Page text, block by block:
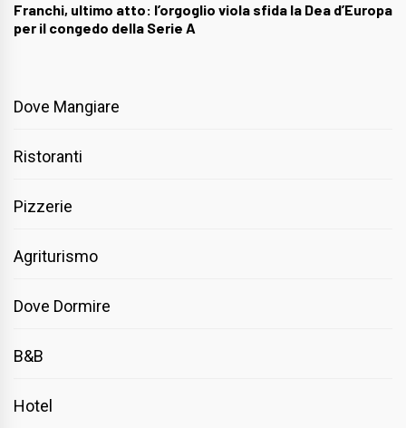
Franchi, ultimo atto: l’orgoglio viola sfida la Dea d’Europa
per il congedo della Serie A
Dove Mangiare
Ristoranti
Pizzerie
Agriturismo
Dove Dormire
B&B
Hotel